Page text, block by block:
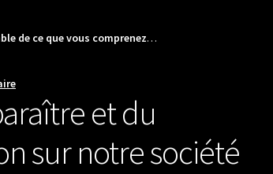
de ce que vous comprenez…
et du
sur notre société